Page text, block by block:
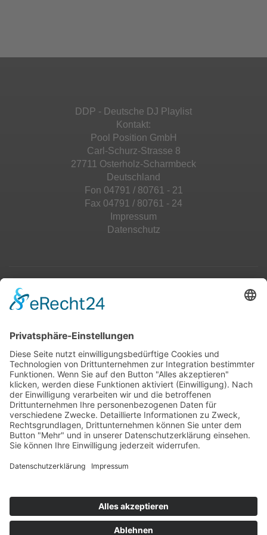
Usercentrics Consent
Management Platform&eRecht24
DDP - Deutsche DJ Playlist
Kontakt:
Pool Position GmbH
Carl-Schurz-Strasse 8
27711 Osterholz-Scharmbeck
Deutschland
Fon 04791 / 80761 - 21
Fax 04791 / 80761 - 24
Impressum
Datenschutz
Jahrescharts
Top 100
Hot 50
Top Neueinsteiger
Highscores